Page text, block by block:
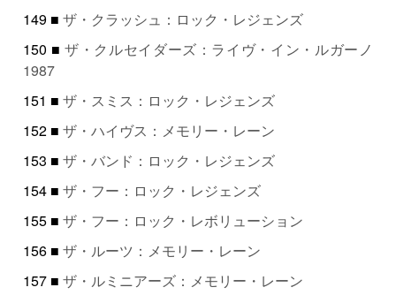
149 ■ザ・クラッシュ：ロック・レジェンズ
150 ■ザ・クルセイダーズ：ライヴ・イン・ルガーノ
1987
151 ■ザ・スミス：ロック・レジェンズ
152 ■ザ・ハイヴス：メモリー・レーン
153 ■ザ・バンド：ロック・レジェンズ
154 ■ザ・フー：ロック・レジェンズ
155 ■ザ・フー：ロック・レボリューション
156 ■ザ・ルーツ：メモリー・レーン
157 ■ザ・ルミニアーズ：メモリー・レーン